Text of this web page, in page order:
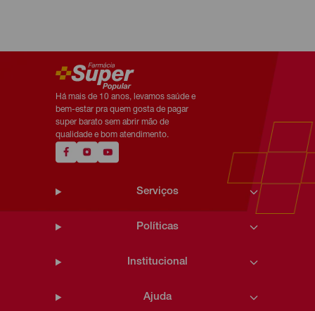
Há mais de 10 anos, levamos saúde e
bem-estar pra quem gosta de pagar
super barato sem abrir mão de
qualidade e bom atendimento.
Serviços
Políticas
Institucional
Ajuda